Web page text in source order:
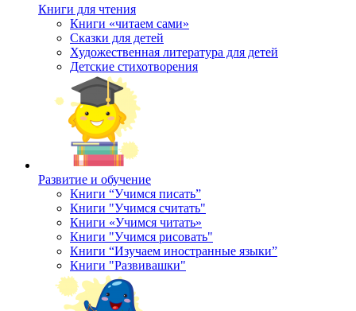
Книги для чтения
Книги «читаем сами»
Сказки для детей
Художественная литература для детей
Детские стихотворения
Развитие и обучение
Книги “Учимся писать”
Книги "Учимся считать"
Книги «Учимся читать»
Книги "Учимся рисовать"
Книги “Изучаем иностранные языки”
Книги "Развивашки"